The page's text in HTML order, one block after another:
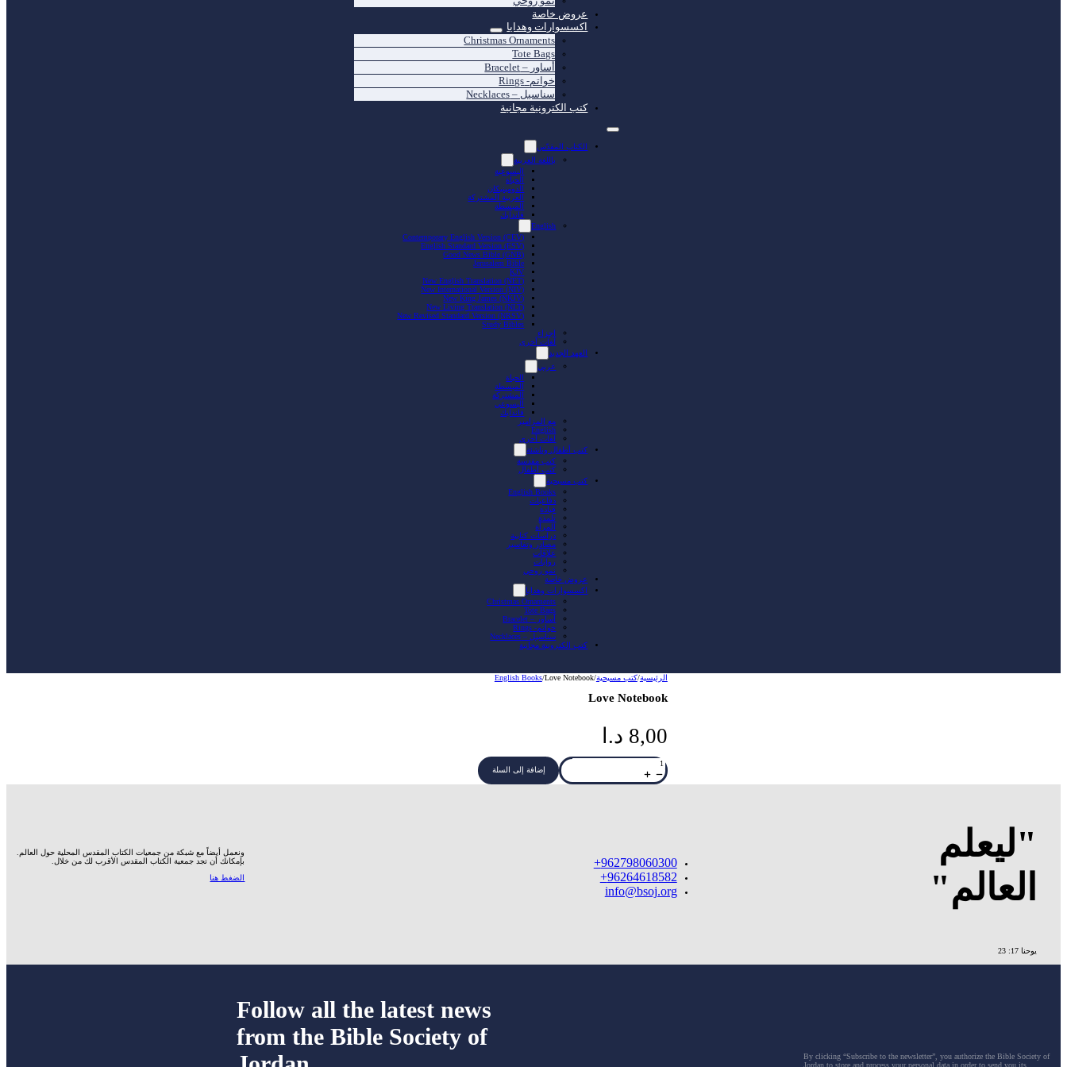
عروض خاصة
اكسسوارات وهدايا
Christmas Ornaments
Tote Bags
أساور – Bracelet
خواتم- Rings
سناسيل – Necklaces
كتب الكترونية مجانية
الكتاب المقدّس
باللغة العربية
اليسوعية
الحياة
الدومينيكان
العربية المشتركة
المبسطة
فاندايك
English
Contemporary English Version (CEV)
English Standard Version (ESV)
Good News Bible (GNB)
Jerusalem Bible
KJV
New English Translation (NET)
New International Version (NIV)
New King James (NKJV)
New Living Translation (NLT)
New Revised Standard Version (NRSV)
Study Bibles
اجزاء
لغات أخرى
العهد الجديد
عربي
الحياة
المبسطة
المشتركة
اليسوعي
فاندايك
مع المزامير
English
لغات أخرى
كتب أطفال وناشئة
كتب مقدسة
كتب أطفال
كتب مسيحية
English Books
دفاعيات
قيادة
تلمذة
المرأة
دراسات كتابية
مصادر وتفاسير
علاقات
روايات
نمو روحي
عروض خاصة
اكسسوارات وهدايا
Christmas Ornaments
Tote Bags
أساور – Bracelet
خواتم- Rings
سناسيل – Necklaces
كتب الكترونية مجانية
الرئيسية/كتب مسيحية/
English Books/Love Notebook
Love Notebook
8,00 د.ا
كمية
Love
Notebook
إضافة إلى السلة
"ليعلم
العالم"
يوحنا 17: 23
962798060300+
96264618582+
info@bsoj.org
ونعمل أيضاً مع شبكة من جمعيات الكتاب المقدس المحلية حول العالم.
بإمكانك أن تجد جمعية الكتاب المقدس الأقرب لك من خلال.
الضغط هنا
By clicking “Subscribe to the newsletter”, you authorize the Bible Society of
Jordan to store and process your personal data in order to send you its
Follow all the latest news
from the Bible Society of